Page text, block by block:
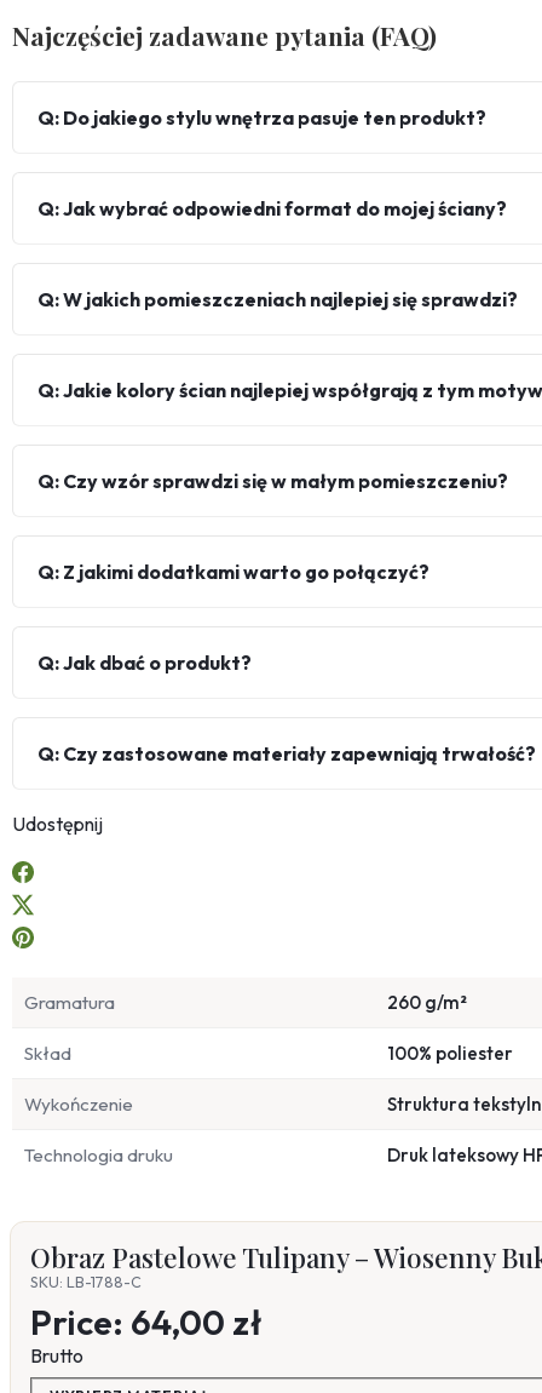
Najczęściej zadawane pytania (FAQ)
Q: Do jakiego stylu wnętrza pasuje ten produkt?
Q: Jak wybrać odpowiedni format do mojej ściany?
Q: W jakich pomieszczeniach najlepiej się sprawdzi?
Q: Jakie kolory ścian najlepiej współgrają z tym
Q: Czy wzór sprawdzi się w małym pomieszczeniu?
Q: Z jakimi dodatkami warto go połączyć?
Q: Jak dbać o produkt?
Q: Czy zastosowane materiały zapewniają trwałość?
Udostępnij
Gramatura 260 g/m²
Skład 100% poliester
Wykończenie Struktura
Technologia druku Druk lateksowy
Obraz Pastelowe Tulipany – Wiosenny
SKU: LB-1788-C
Price: 64,00 zł
Brutto